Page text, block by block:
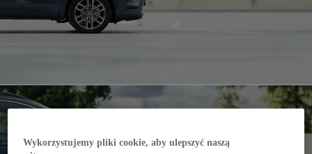
Wykorzystujemy pliki cookie, aby ulepszyć naszą